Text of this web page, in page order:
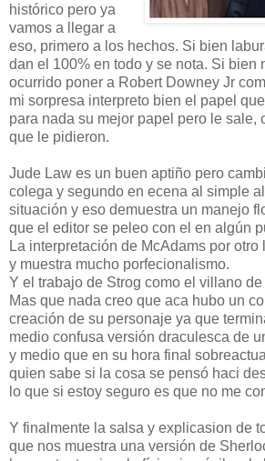
histórico pero ya
vamos a llegar a
eso, primero a los hechos. Si bien
dan el 100% en todo y se nota. Si bien
ocurrido poner a Robert Downey Jr
mi sorpresa interpreto bien el papel
para nada su mejor papel pero le sale,
que le pidieron.
Jude Law es un buen aptiño pero
colega y segundo en ecena al simple
situación y eso demuestra un manejo
que el editor se peleo con el en algún
La interpretación de McAdams por
y muestra mucho porfecionalismo.
Y el trabajo de Strog como el villano
Mas que nada creo que aca hubo un
creación de su personaje ya que
medio confusa versión draculesca de
y medio que en su hora final
quien sabe si la cosa se pensó haci
lo que si estoy seguro es que no me
Y finalmente la salsa y explicasion de
que nos muestra una versión de